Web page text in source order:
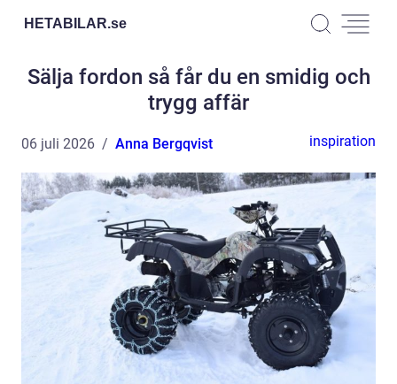
HETABILAR.se
Sälja fordon så får du en smidig och
trygg affär
06 juli 2026 Anna Bergqvist inspiration